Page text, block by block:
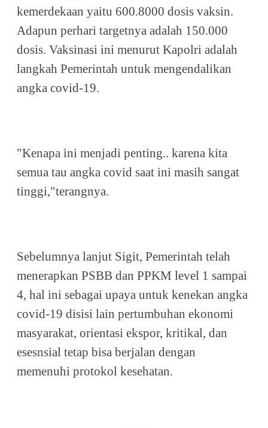
kemerdekaan yaitu 600.8000 dosis vaksin.
Adapun perhari targetnya adalah 150.000
dosis. Vaksinasi ini menurut Kapolri adalah
langkah Pemerintah untuk mengendalikan
angka covid-19.
"Kenapa ini menjadi penting.. karena kita
semua tau angka covid saat ini masih sangat
tinggi,"terangnya.
Sebelumnya lanjut Sigit, Pemerintah telah
menerapkan PSBB dan PPKM level 1 sampai
4, hal ini sebagai upaya untuk kenekan angka
covid-19 disisi lain pertumbuhan ekonomi
masyarakat, orientasi ekspor, kritikal, dan
esesnsial tetap bisa berjalan dengan
memenuhi protokol kesehatan.